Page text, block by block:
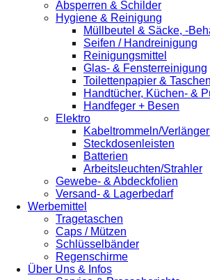
Absperren & Schilder
Hygiene & Reinigung
Müllbeutel & Säcke, -
Seifen / Handreinigung
Reinigungsmittel
Glas- & Fensterreinigung
Toilettenpapier &
Handtücher, Küchen- &
Handfeger + Besen
Elektro
Kabeltrommeln/
Steckdosenleisten
Batterien
Arbeitsleuchten/Strahler
Gewebe- & Abdeckfolien
Versand- & Lagerbedarf
Werbemittel
Tragetaschen
Caps / Mützen
Schlüsselbänder
Regenschirme
Über Uns & Infos